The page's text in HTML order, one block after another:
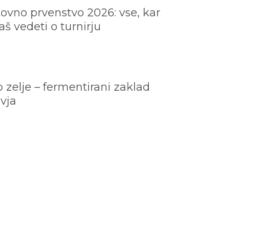
prvenstvo 2026: vse, kar
vedeti o turnirju
zelje – fermentirani zaklad